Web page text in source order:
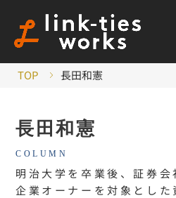
TOP 長田和憲
長田和憲
明治大学を卒業後、証券
企業オーナーを対象とし